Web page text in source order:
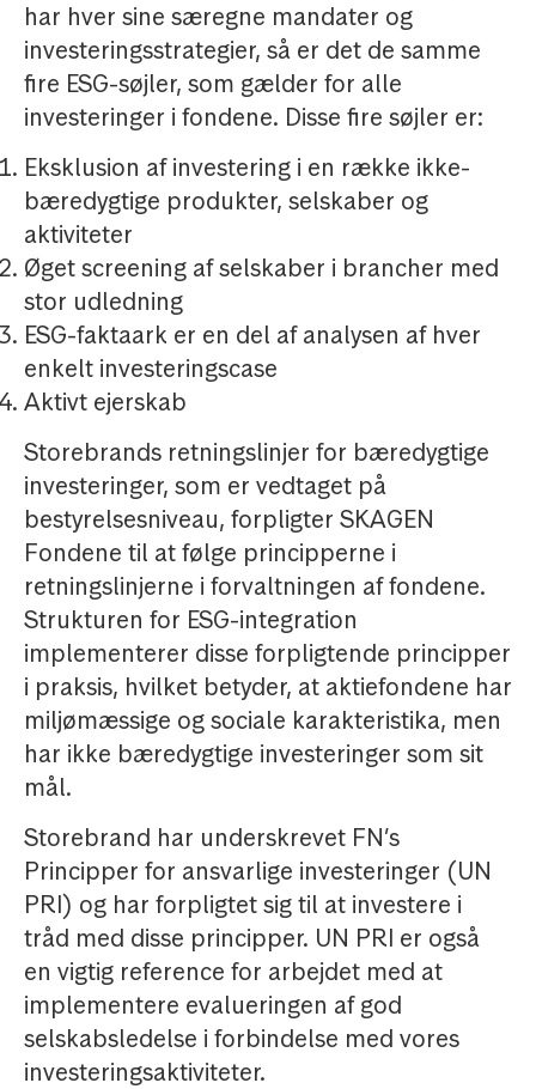
har hver sine særegne mandater og
investeringsstrategier, så er det de samme
fire ESG-søjler, som gælder for alle
investeringer i fondene. Disse fire søjler er:
Eksklusion af investering i en række ikke-
bæredygtige produkter, selskaber og
aktiviteter
Øget screening af selskaber i brancher med
stor udledning
ESG-faktaark er en del af analysen af hver
enkelt investeringscase
Aktivt ejerskab
Storebrands retningslinjer for bæredygtige
investeringer, som er vedtaget på
bestyrelsesniveau, forpligter SKAGEN
Fondene til at følge principperne i
retningslinjerne i forvaltningen af fondene.
Strukturen for ESG-integration
implementerer disse forpligtende principper
i praksis, hvilket betyder, at aktiefondene har
miljømæssige og sociale karakteristika, men
har ikke bæredygtige investeringer som sit
mål.
Storebrand har underskrevet FN’s
Principper for ansvarlige investeringer (UN
PRI) og har forpligtet sig til at investere i
tråd med disse principper. UN PRI er også
en vigtig reference for arbejdet med at
implementere evalueringen af god
selskabsledelse i forbindelse med vores
investeringsaktiviteter.